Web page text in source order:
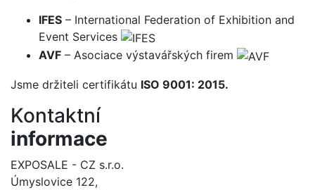
IFES – International Federation of Exhibition and
Event Services
AVF – Asociace výstavářských firem
Jsme držiteli certifikátu ISO 9001: 2015.
Kontaktní
informace
EXPOSALE - CZ s.r.o.
Úmyslovice 122,